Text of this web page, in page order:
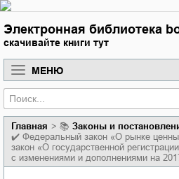
Электронная библиотека
скачивайте книги тут
МЕНЮ
Главная 📚 законы и
✔️ Федеральный закон «О рынке
закон «О государственной
с изменениями и дополнениями на